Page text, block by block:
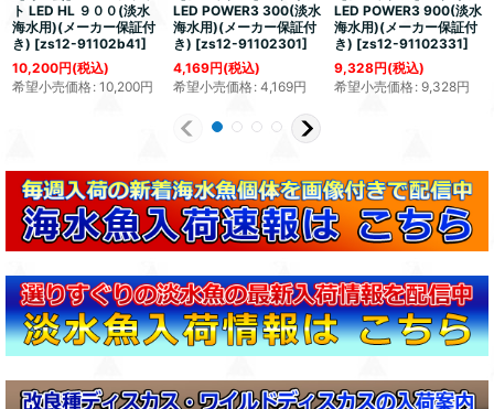
ト LED HL ９００(淡水
海水用)(メーカー保証付
き) [zs12-91102b41]
10,200円(税込)
希望小売価格: 10,200円
LED POWER3 300(淡水
海水用)(メーカー保証付
き) [zs12-91102301]
4,169円(税込)
希望小売価格: 4,169円
LED POWER3 900(淡水
海水用)(メーカー保証付
き) [zs12-91102331]
9,328円(税込)
希望小売価格: 9,328円